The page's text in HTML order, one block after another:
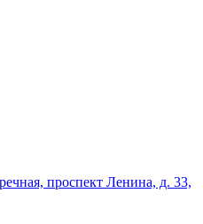
проспект Ленина, д. 33,